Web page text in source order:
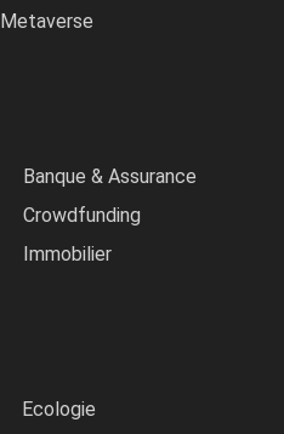
Metaverse
Banque & Assurance
Crowdfunding
Immobilier
Ecologie